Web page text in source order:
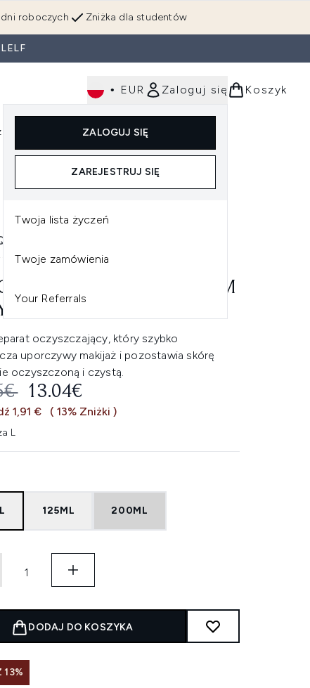
Zniżka dla studentów
roboczych
• EUR Zaloguj się
ZALOGUJ SIĘ
ZAREJESTRUJ SIĘ
Twoja lista życzeń
Twoje zamówienia
Your Referrals
Koszyk
(Makijaż) Wejdź do podmenu (Włosy) Wejdź do podmenu (Narzędzia)
Dla mężczyzn
MINI TAKE THE DAY
BALM BALSAM
30 ML
oczyszczający, który szybko
uporczywy makijaż i pozostawia skórę
oczyszczoną i czystą.
CENA DETALICZNA:
AKTUALNA CENA:
13.04€
1,91 € ( 13% Zniżki )
L
125ML 200ML
DODAJ DO KOSZYKA
13%